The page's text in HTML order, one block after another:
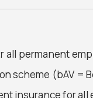
all permanent
scheme (bAV =
insurance for